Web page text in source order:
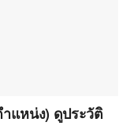
แหน่ง) ดูประวัติ